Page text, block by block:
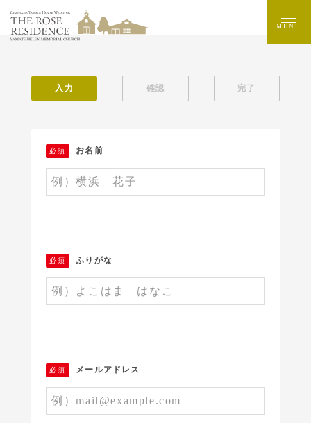
MENU
入力 確認 完了
必須 お名前
必須 ふりがな
必須 メールアドレス